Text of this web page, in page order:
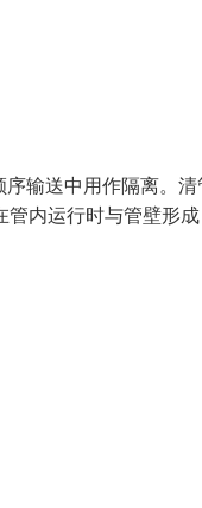
输送中用作隔离。
管内运行时与管壁形成